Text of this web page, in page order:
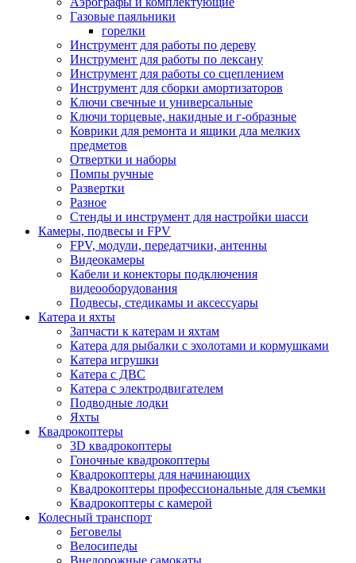
Газовые паяльники
горелки
Инструмент для работы по дереву
Инструмент для работы по лексану
Инструмент для работы со сцеплением
Инструмент для сборки амортизаторов
Ключи свечные и универсальные
Ключи торцевые, накидные и г-образные
Коврики для ремонта и ящики дла мелких
предметов
Отвертки и наборы
Помпы ручные
Развертки
Разное
Стенды и инструмент для настройки шасси
Камеры, подвесы и FPV
FPV, модули, передатчики, антенны
Видеокамеры
Кабели и конекторы подключения
видеооборудования
Подвесы, стедикамы и аксессуары
Катера и яхты
Запчасти к катерам и яхтам
Катера для рыбалки с эхолотами и кормушками
Катера игрушки
Катера с ДВС
Катера с электродвигателем
Подводные лодки
Яхты
Квадрокоптеры
3D квадрокоптеры
Гоночные квадрокоптеры
Квадрокоптеры для начинающих
Квадрокоптеры профессиональные для съемки
Квадрокоптеры с камерой
Колесный транспорт
Беговелы
Велосипеды
Внедорожные самокаты